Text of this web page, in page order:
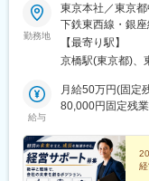
勤務地
東京本社／東京
下鉄東西線・銀
分地下鉄銀座線
八重洲中央口よ
【最寄り駅】
京橋駅(東京都)、
給与
月給50万円(固定
80,000円固定残
50万円スタート
土日祝休みと、